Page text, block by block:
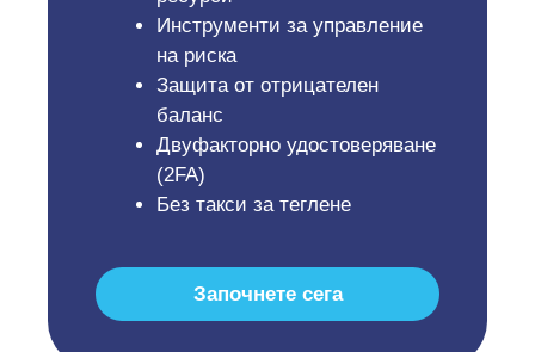
Инструменти за управление
на риска
Защита от отрицателен
баланс
Двуфакторно удостоверяване
(2FA)
Без такси за теглене
Започнете сега